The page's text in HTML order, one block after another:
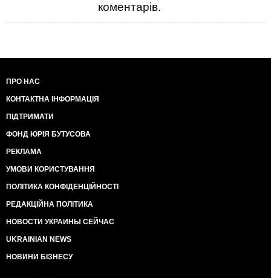
коментарів.
ПРО НАС
КОНТАКТНА ІНФОРМАЦІЯ
ПІДТРИМАТИ
ФОНД ЮРІЯ БУТУСОВА
РЕКЛАМА
УМОВИ КОРИСТУВАННЯ
ПОЛІТИКА КОНФІДЕНЦІЙНОСТІ
РЕДАКЦІЙНА ПОЛІТИКА
НОВОСТИ УКРАИНЫ СЕЙЧАС
UKRAINIAN NEWS
НОВИНИ БІЗНЕСУ